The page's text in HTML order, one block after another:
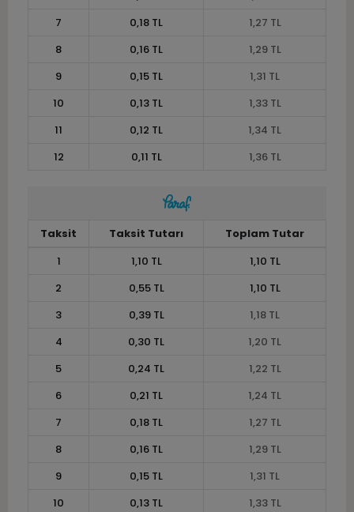
7
0,18 TL
1,27 TL
8
0,16 TL
1,29 TL
9
0,15 TL
1,31 TL
10
0,13 TL
1,33 TL
11
0,12 TL
1,34 TL
12
0,11 TL 1,36 TL
Taksit Taksit Tutarı
Toplam Tutar
1
1,10 TL
1,10 TL
2
0,55 TL
1,10 TL
3
0,39 TL
1,18 TL
4
0,30 TL
1,20 TL
5
0,24 TL
1,22 TL
6
0,21 TL
1,24 TL
7
0,18 TL
1,27 TL
8
0,16 TL
1,29 TL
9
0,15 TL
1,31 TL
10
0,13 TL
1,33 TL